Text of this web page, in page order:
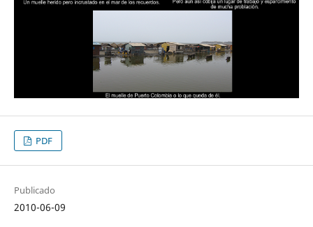
PDF
Publicado
2010-06-09